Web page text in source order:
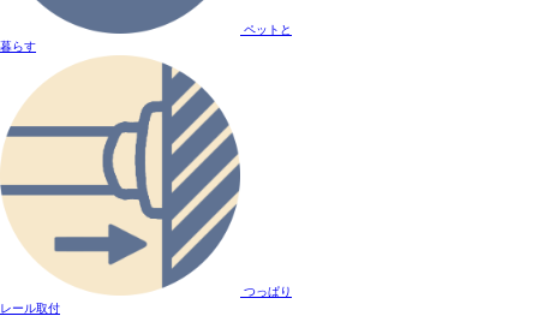
ペットと
暮らす
つっぱり
レール取付